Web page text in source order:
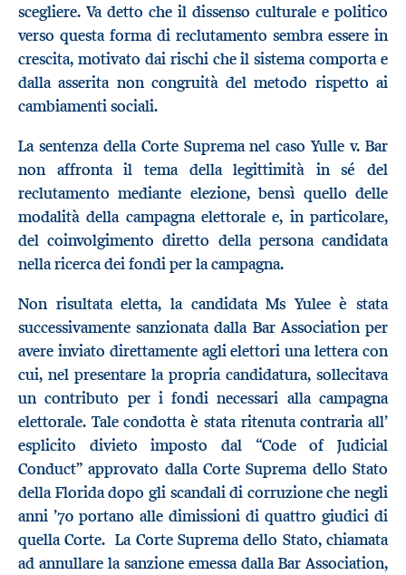
scegliere. Va detto che il dissenso culturale e politico
verso questa forma di reclutamento sembra essere in
crescita, motivato dai rischi che il sistema comporta e
dalla asserita non congruità del metodo rispetto ai
cambiamenti sociali.
La sentenza della Corte Suprema nel caso Yulle v. Bar
non affronta il tema della legittimità in sé del
reclutamento mediante elezione, bensì quello delle
modalità della campagna elettorale e, in particolare,
del coinvolgimento diretto della persona candidata
nella ricerca dei fondi per la campagna.
Non risultata eletta, la candidata Ms Yulee è stata
successivamente sanzionata dalla Bar Association per
avere inviato direttamente agli elettori una lettera con
cui, nel presentare la propria candidatura, sollecitava
un contributo per i fondi necessari alla campagna
elettorale. Tale condotta è stata ritenuta contraria all’
esplicito divieto imposto dal “Code of Judicial
Conduct” approvato dalla Corte Suprema dello Stato
della Florida dopo gli scandali di corruzione che negli
anni ’70 portano alle dimissioni di quattro giudici di
quella Corte. La Corte Suprema dello Stato, chiamata
ad annullare la sanzione emessa dalla Bar Association,